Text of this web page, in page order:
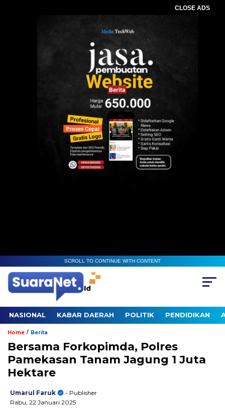
CLOSE ADS
SCROLL TO CONTINUE WITH CONTENT
NASIONAL KABAR DAERAH POLITIK PENDIDIKAN
Home / Berita
Bersama Forkopimda, Polres
Pamekasan Tanam Jagung 1 Juta
Hektare
Umarul Faruk
- Publisher
Rabu, 22 Januari 2025